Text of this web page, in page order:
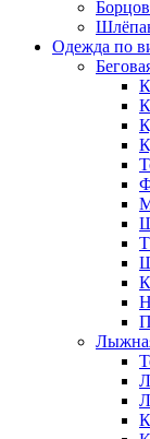
Одежда по